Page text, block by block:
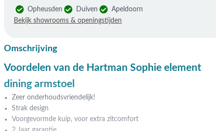
Opheusden Duiven
Apeldoorn
Bekijk showrooms & openingstijden
Omschrijving
Voordelen van de Hartman Sophie element
dining armstoel
Zeer onderhoudsvriendelijk!
Strak design
Voorgevormde kuip, voor extra zitcomfort